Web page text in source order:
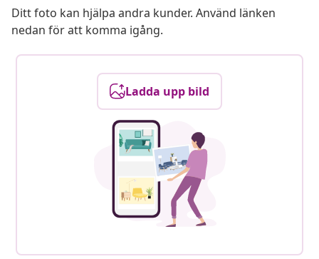
Ditt foto kan hjälpa andra kunder. Använd länken
nedan för att komma igång.
Ladda upp bild